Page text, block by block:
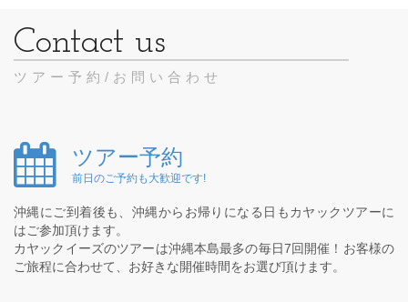
ツアー予約/お問い合わせ
ツアー予約
前日のご予約も大歓迎です!
沖縄にご到着後も、沖縄からお帰りになる日もカヤックツアーに
はご参加頂けます。
カヤックイーズのツアーは沖縄本島最多の毎日7回開催！お客様の
ご旅程に合わせて、お好きな開催時間をお選び頂けます。